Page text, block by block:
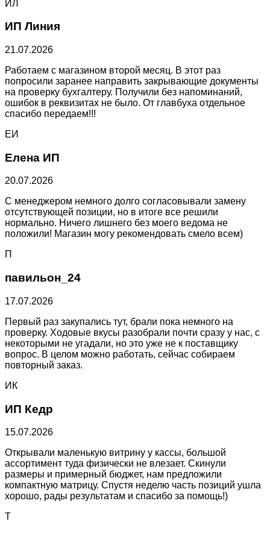
ИЛ
ИП Линия
21.07.2026
Работаем с магазином второй месяц. В этот раз
попросили заранее направить закрывающие документы
на проверку бухгалтеру. Получили без напоминаний,
ошибок в реквизитах не было. От главбуха отдельное
спасибо передаем!!!
ЕИ
Елена ИП
20.07.2026
С менеджером немного долго согласовывали замену
отсутствующей позиции, но в итоге все решили
нормально. Ничего лишнего без моего ведома не
положили! Магазин могу рекомендовать смело всем)
П
павильон_24
17.07.2026
Первый раз закупались тут, брали пока немного на
проверку. Ходовые вкусы разобрали почти сразу у нас, с
некоторыми не угадали, но это уже не к поставщику
вопрос. В целом можно работать, сейчас собираем
повторный заказ.
ИК
ИП Кедр
15.07.2026
Открывали маленькую витрину у кассы, большой
ассортимент туда физически не влезает. Скинули
размеры и примерный бюджет, нам предложили
компактную матрицу. Спустя неделю часть позиций ушла
хорошо, рады результатам и спасибо за помощь!)
Т